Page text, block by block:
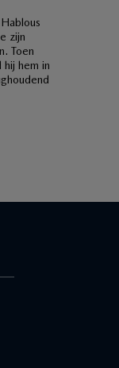
zijn
Toen
hem in